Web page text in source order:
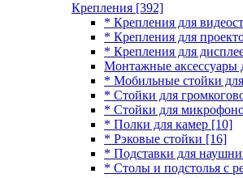
Крепления [392]
* Крепления для
* Крепления для
* Крепления для
Монтажные аксессуары
* Мобильные стойки
* Стойки для
* Стойки для
* Полки для камер [10]
* Рэковые стойки [16]
* Подставки для
* Столы и подстолья с